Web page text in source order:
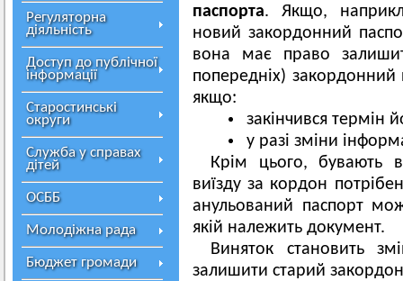
Регуляторна
діяльність
Доступ до публічної
інформації
Старостинські
округи
Служба у справах
дітей
ОСББ
Молодіжна рада
Бюджет громади
паспорта. Якщо,
новий закордонний
вона має право
попередніх) закордонний
якщо:
закінчився термін
у разі зміни
Крім цього, бувають
виїзду за кордон
анульований паспорт
якій належить документ.
Виняток становить
залишити старий